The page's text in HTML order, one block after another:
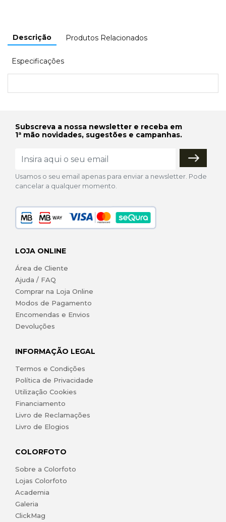
Descrição Produtos Relacionados
Especificações
Subscreva a nossa newsletter e receba em
1ª mão novidades, sugestões e campanhas.
Usamos o seu email apenas para enviar a newsletter. Pode
cancelar a qualquer momento.
LOJA ONLINE
Área de Cliente
Ajuda / FAQ
Comprar na Loja Online
Modos de Pagamento
Encomendas e Envios
Devoluções
INFORMAÇÃO LEGAL
Termos e Condições
Política de Privacidade
Utilização Cookies
Financiamento
Livro de Reclamações
Livro de Elogios
COLORFOTO
Sobre a Colorfoto
Lojas Colorfoto
Academia
Galeria
ClickMag